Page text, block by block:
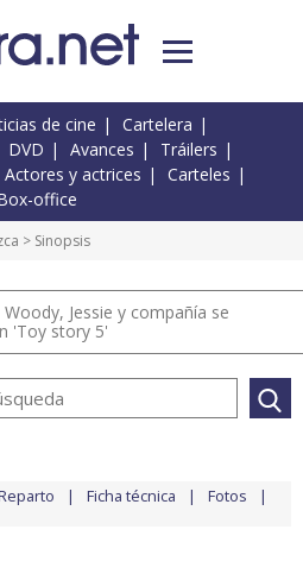
de cine
Cartelera
DVD Avances
Tráilers
Actores y actrices
Carteles
office
> Sinopsis
Jessie y compañía se
'Toy story 5'
Ficha técnica Fotos